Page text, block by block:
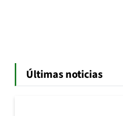
Últimas noticias